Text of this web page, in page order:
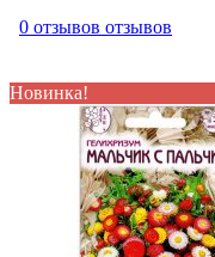
0 отзывов отзывов
Новинка!